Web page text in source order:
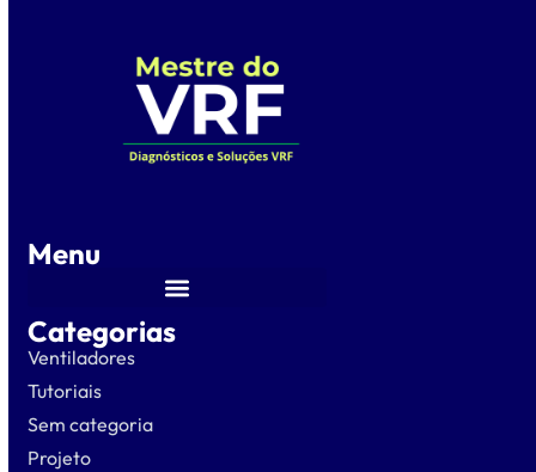
Menu
Categorias
Ventiladores
Tutoriais
Sem categoria
Projeto